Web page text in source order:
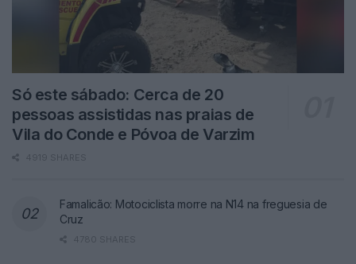
Só este sábado: Cerca de 20
pessoas assistidas nas praias de
Vila do Conde e Póvoa de Varzim
4919 SHARES
Famalicão: Motociclista morre na N14 na freguesia de
Cruz
4780 SHARES